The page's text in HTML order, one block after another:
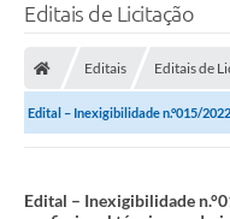
Editais de Licitação
Editais Editais de
Edital – Inexigibilidade n.°015/
Edital – Inexigibilidade